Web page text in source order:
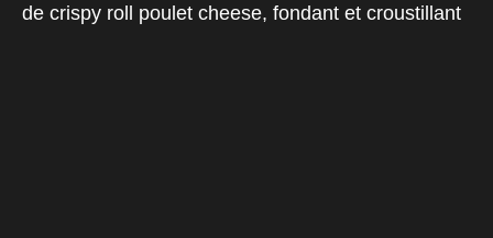
de crispy roll poulet cheese, fondant et croustillant